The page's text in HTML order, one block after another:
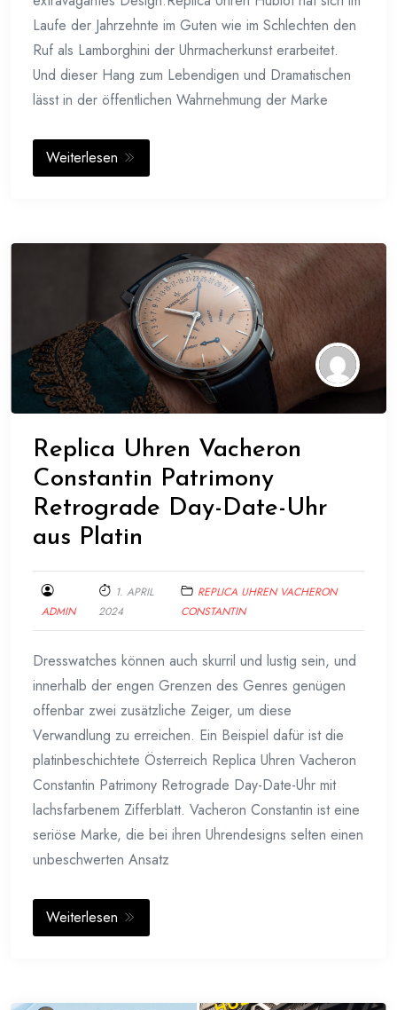
Laufe der Jahrzehnte im Guten wie im Schlechten den
Ruf als Lamborghini der Uhrmacherkunst erarbeitet.
Und dieser Hang zum Lebendigen und Dramatischen
lässt in der öffentlichen Wahrnehmung der Marke
Weiterlesen
Replica Uhren Vacheron
Constantin Patrimony
Retrograde Day-Date-Uhr
aus Platin
ADMIN
1. APRIL
2024
REPLICA UHREN VACHERON
CONSTANTIN
Dresswatches können auch skurril und lustig sein, und
innerhalb der engen Grenzen des Genres genügen
offenbar zwei zusätzliche Zeiger, um diese
Verwandlung zu erreichen. Ein Beispiel dafür ist die
platinbeschichtete Österreich Replica Uhren Vacheron
Constantin Patrimony Retrograde Day-Date-Uhr mit
lachsfarbenem Zifferblatt. Vacheron Constantin ist eine
seriöse Marke, die bei ihren Uhrendesigns selten einen
unbeschwerten Ansatz
Weiterlesen